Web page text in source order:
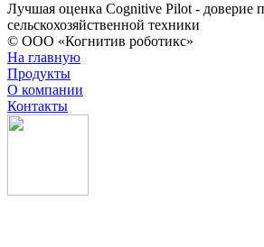
Лучшая оценка Cognitive Pilot - доверие
сельскохозяйственной техники
© ООО «Когнитив роботикс»
На главную
Продукты
О компании
Контакты